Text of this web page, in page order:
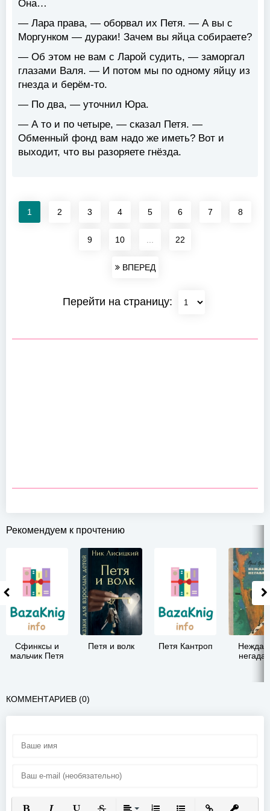
Она…
— Лара права, — оборвал их Петя. — А вы с
Моргунком — дураки! Зачем вы яйца собираете?
— Об этом не вам с Ларой судить, — заморгал
глазами Валя. — И потом мы по одному яйцу из
гнезда и берём-то.
— По два, — уточнил Юра.
— А то и по четыре, — сказал Петя. —
Обменный фонд вам надо же иметь? Вот и
выходит, что вы разоряете гнёзда.
1 2 3 4 5 6 7 8
9 10 22
ВПЕРЕД
Перейти на страницу:
Рекомендуем к прочтению
Сфинксы и
мальчик Петя
Петя и волк Петя Кантроп
КОММЕНТАРИЕВ (0)